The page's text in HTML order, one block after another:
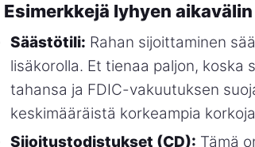
Esimerkkejä lyhyen
Säästötili: Rahan sijoittaminen
lisäkorolla. Et tienaa paljon, koska
tahansa ja FDIC-vakuutuksen
keskimääräistä korkeampia
Sijoitustodistukset (CD): Tämä